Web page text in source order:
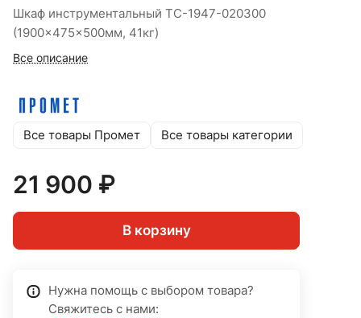
Шкаф инструментальный TC-1947-020300
(1900x475x500мм, 41кг)
Все описание
Все товары Промет Все товары категории
21 900 ₽
В корзину
Нужна помощь с выбором товара?
Свяжитесь с нами: